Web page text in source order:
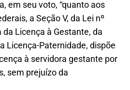
em seu voto, “quanto aos
a Seção V, da Lei nº
Licença à Gestante, da
Licença-Paternidade, dispõe
à servidora gestante por
sem prejuízo da